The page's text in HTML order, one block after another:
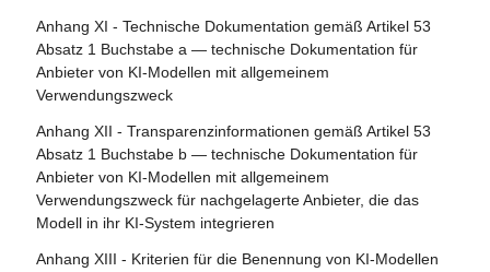
Artikel 86 - Recht auf Erläuterung der
Entscheidungsfindung im Einzelfall
Artikel 87 - Meldung von Verstößen und Schutz von
Hinweisgebern
Abschnitt 5 - Aufsicht, Ermittlung, Durchsetzung und
Überwachung in Bezug auf Anbieter von KI-Modellen mit
allgemeinem Verwendungszweck
Artikel 88 - Durchsetzung der Pflichten der Anbieter von
KI-Modellen mit allgemeinem Verwendungszweck
Anhang XI - Technische Dokumentation gemäß Artikel 53
Absatz 1 Buchstabe a — technische Dokumentation für
Anbieter von KI-Modellen mit allgemeinem
Verwendungszweck
Anhang XII - Transparenzinformationen gemäß Artikel 53
Absatz 1 Buchstabe b — technische Dokumentation für
Anbieter von KI-Modellen mit allgemeinem
Verwendungszweck für nachgelagerte Anbieter, die das
Modell in ihr KI-System integrieren
Anhang XIII - Kriterien für die Benennung von KI-Modellen